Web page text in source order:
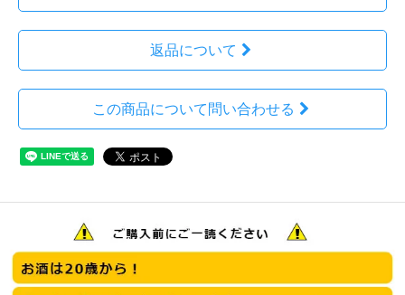
返品について
この商品について問い合わせる